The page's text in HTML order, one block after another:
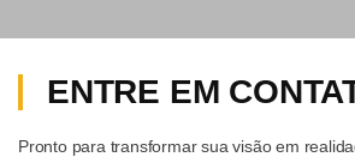
ENTRE EM
Pronto para transformar sua visão em